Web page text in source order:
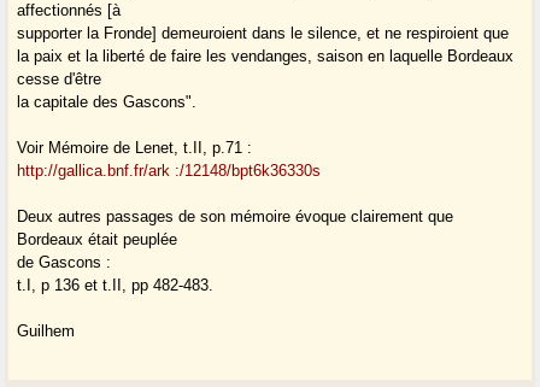
affectionnés [à
supporter la Fronde] demeuroient dans le silence, et ne respiroient que
la paix et la liberté de faire les vendanges, saison en laquelle Bordeaux
cesse d'être
la capitale des Gascons".
Voir Mémoire de Lenet, t.II, p.71 :
http://gallica.bnf.fr/ark :/12148/bpt6k36330s
Deux autres passages de son mémoire évoque clairement que
Bordeaux était peuplée
de Gascons :
t.I, p 136 et t.II, pp 482-483.
Guilhem